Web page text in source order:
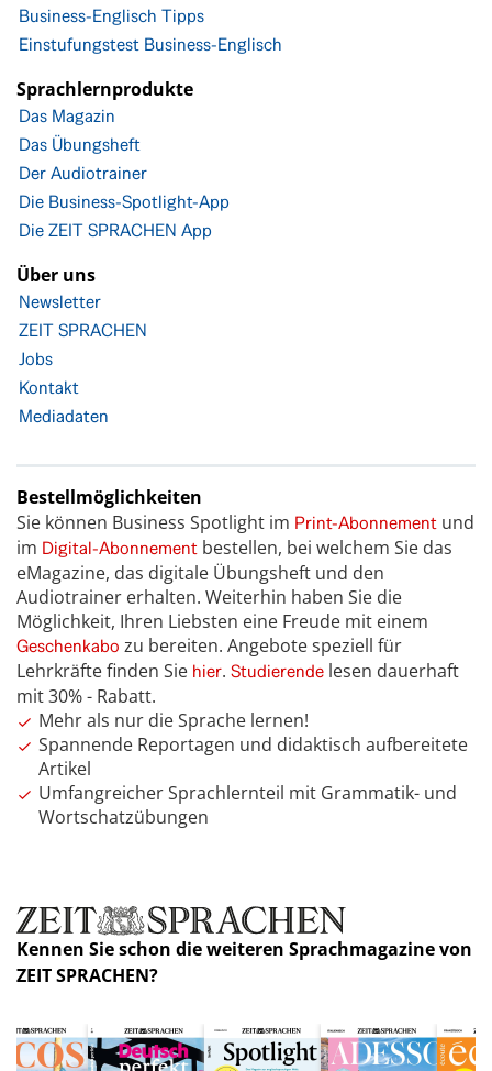
Business-Englisch Tipps
Einstufungstest Business-Englisch
Sprachlernprodukte
Das Magazin
Das Übungsheft
Der Audiotrainer
Die Business-Spotlight-App
Die ZEIT SPRACHEN App
Über uns
Newsletter
ZEIT SPRACHEN
Jobs
Kontakt
Mediadaten
Bestellmöglichkeiten
Sie können Business Spotlight im Print-Abonnement und
im Digital-Abonnement bestellen, bei welchem Sie das
eMagazine, das digitale Übungsheft und den
Audiotrainer erhalten. Weiterhin haben Sie die
Möglichkeit, Ihren Liebsten eine Freude mit einem
Geschenkabo zu bereiten. Angebote speziell für
Lehrkräfte finden Sie hier. Studierende lesen dauerhaft
mit 30% - Rabatt.
Mehr als nur die Sprache lernen!
Spannende Reportagen und didaktisch aufbereitete
Artikel
Umfangreicher Sprachlernteil mit Grammatik- und
Wortschatzübungen
Kennen Sie schon die weiteren Sprachmagazine von
ZEIT SPRACHEN?